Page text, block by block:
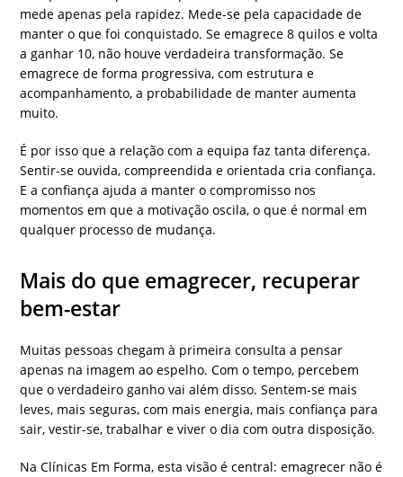
mede apenas pela rapidez. Mede-se pela capacidade de
manter o que foi conquistado. Se emagrece 8 quilos e volta
a ganhar 10, não houve verdadeira transformação. Se
emagrece de forma progressiva, com estrutura e
acompanhamento, a probabilidade de manter aumenta
muito.
É por isso que a relação com a equipa faz tanta diferença.
Sentir-se ouvida, compreendida e orientada cria confiança.
E a confiança ajuda a manter o compromisso nos
momentos em que a motivação oscila, o que é normal em
qualquer processo de mudança.
Mais do que emagrecer, recuperar
bem-estar
Muitas pessoas chegam à primeira consulta a pensar
apenas na imagem ao espelho. Com o tempo, percebem
que o verdadeiro ganho vai além disso. Sentem-se mais
leves, mais seguras, com mais energia, mais confiança para
sair, vestir-se, trabalhar e viver o dia com outra disposição.
Na Clínicas Em Forma, esta visão é central: emagrecer não é